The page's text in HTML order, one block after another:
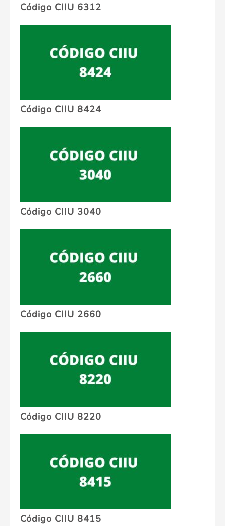
Código CIIU 6312
Código CIIU 8424
Código CIIU 3040
Código CIIU 2660
Código CIIU 8220
Código CIIU 8415